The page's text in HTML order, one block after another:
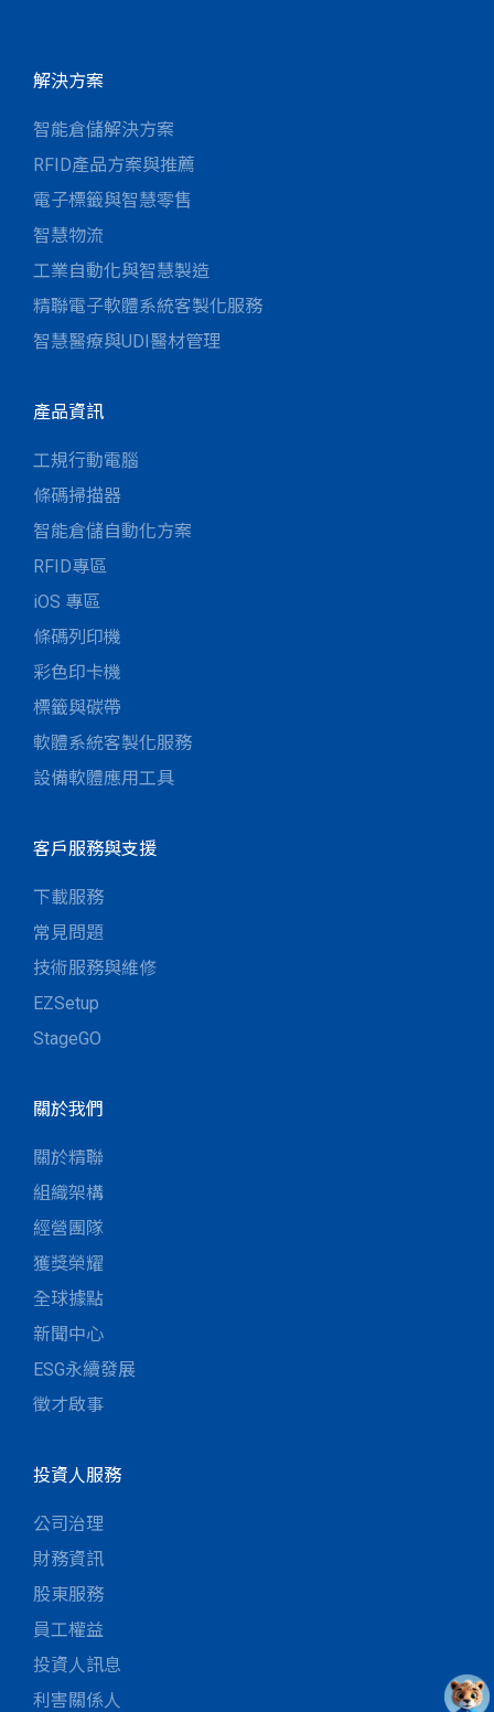
解決方案
智能倉儲解決方案
RFID產品方案與推薦
電子標籤與智慧零售
智慧物流
工業自動化與智慧製造
精聯電子軟體系統客製化服務
智慧醫療與UDI醫材管理
產品資訊
工規行動電腦
條碼掃描器
智能倉儲自動化方案
RFID專區
iOS 專區
條碼列印機
彩色印卡機
標籤與碳帶
軟體系統客製化服務
設備軟體應用工具
客戶服務與支援
下載服務
常見問題
技術服務與維修
EZSetup
StageGO
關於我們
關於精聯
組織架構
經營團隊
獲獎榮耀
全球據點
新聞中心
ESG永續發展
徵才啟事
投資人服務
公司治理
財務資訊
股東服務
員工權益
投資人訊息
利害關係人